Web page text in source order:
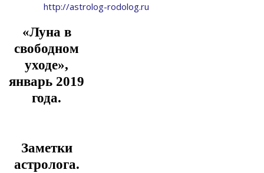
http://astrolog-rodolog.ru
«Луна в
свободном
уходе»,
январь 2019
года.
Заметки
астролога.